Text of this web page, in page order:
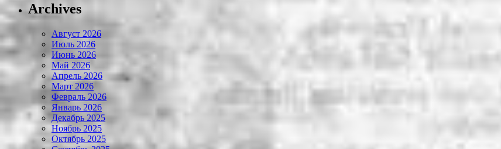
Archives
Август 2026
Июль 2026
Июнь 2026
Май 2026
Апрель 2026
Март 2026
Февраль 2026
Январь 2026
Декабрь 2025
Ноябрь 2025
Октябрь 2025